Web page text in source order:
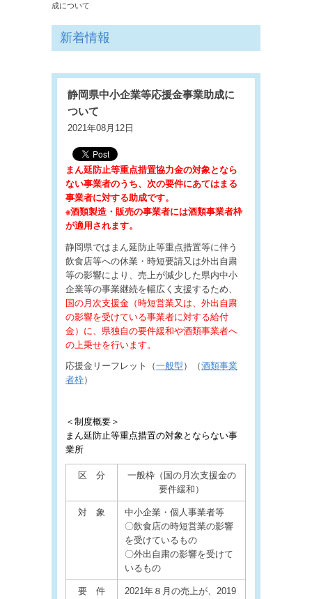
成について
新着情報
静岡県中小企業等応援金事業助成に
ついて
2021年08月12日
まん延防止等重点措置協力金の対象となら
ない事業者のうち、次の要件にあてはまる
事業者に対する助成です。
※酒類製造・販売の事業者には酒類事業者枠
が適用されます。
静岡県ではまん延防止等重点措置等に伴う
飲食店等への休業・時短要請又は外出自粛
等の影響により、売上が減少した県内中小
企業等の事業継続を幅広く支援するため、
国の月次支援金（時短営業又は、外出自粛
の影響を受けている事業者に対する給付
金）に、県独自の要件緩和や酒類事業者へ
の上乗せを行います。
応援金リーフレット（一般型 ）（酒類事業
者枠）
＜制度概要＞
まん延防止等重点措置の対象とならない事
業所
区 分
一般枠（国の月次支援金の
要件緩和）
対 象
中小企業・個人事業者等
〇飲食店の時短営業の影響
を受けているもの
〇外出自粛の影響を受けて
いるもの
要 件
2021年８月の売上が、2019